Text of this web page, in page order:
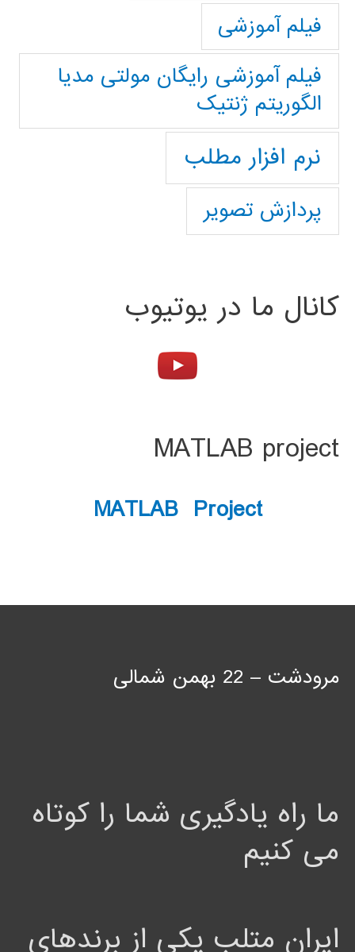
فیلم آموزشی
فیلم آموزشی رایگان مولتی مدیا
الگوریتم ژنتیک
نرم افزار مطلب
پردازش تصویر
کانال ما در یوتیوب
MATLAB project
MATLAB Project
مرودشت – 22 بهمن شمالی
ما راه یادگیری شما را کوتاه
می کنیم
ایران متلب یکی از برندهای